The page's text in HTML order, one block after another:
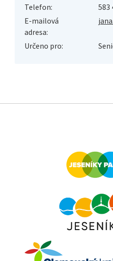
Telefon:
583
E-mailová
adresa:
Určeno pro: